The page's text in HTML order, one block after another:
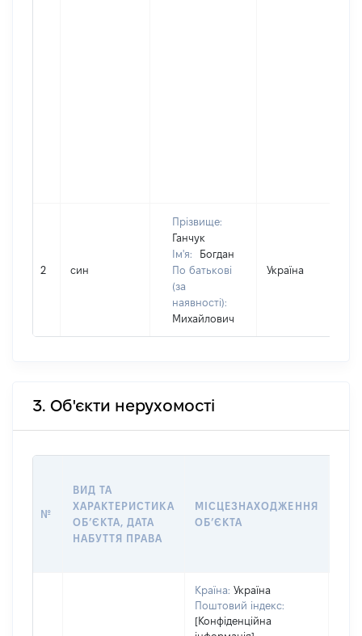
2 син
Прізвище:
Ганчук
Ім'я:
Богдан
По батькові
(за
наявності):
Михайлович
Україна
3. Об'єкти нерухомості
№
ВИД ТА
ХАРАКТЕРИСТИКА
ОБʼЄКТА, ДАТА
НАБУТТЯ ПРАВА
МІСЦЕЗНАХОДЖЕННЯ
ОБʼЄКТА
Країна: Україна
Поштовий індекс:
[Конфіденційна